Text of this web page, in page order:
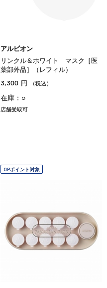
アルビオン
リンクル＆ホワイト マスク［医
薬部外品］（レフィル）
3,300 円 （税込）
在庫：○
店舗受取可
OPポイント対象